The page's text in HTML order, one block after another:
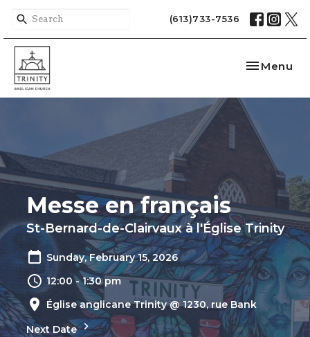
(613)733-7536
Toggle
Menu
Messe en français
St-Bernard-de-Clairvaux à l'Église Trinity
Sunday, February 15, 2026
12:00 - 1:30 pm
Église anglicane Trinity @ 1230, rue Bank
Next Date